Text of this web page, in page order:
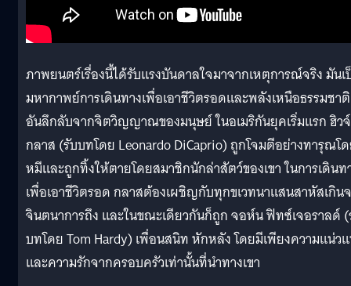
ภาพยนตร์เรื่องนี้ได้รับแรงบันดาลใจมาจากเหตุการณ์จริง มันเ
มหากาพย์การเดินทางเพื่อเอาชีวิตรอดและพลังเหนือธรรมชาติ
อันลึกลับจากจิตวิญญาณของมนุษย์ ในอเมริกันยุคเริ่มแรก ฮิวจ์
กลาส (รับบทโดย Leonardo DiCaprio) ถูกโจมตีอย่างทารุณโ
หมีและถูกทิ้งให้ตายโดยสมาชิกนักล่าสัตว์ของเขา ในการเดินท
เพื่อเอาชีวิตรอด กลาสต้องเผชิญกับทุกขเวทนาแสนสาหัสเกิน
จินตนาการถึง และในขณะเดียวกันก็ถูก จอห์น ฟิทซ์เจอราลด์
บทโดย Tom Hardy) เพื่อนสนิท หักหลัง โดยมีเพียงความแน่ว
และความรักจากครอบครัวเท่านั้นที่นำทางเขา